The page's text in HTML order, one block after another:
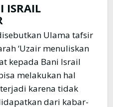
ISRAIL
Ulama tafsir
‘Uzair menuliskan
kepada Bani Israil
melakukan hal
karena tidak
dari kabar-